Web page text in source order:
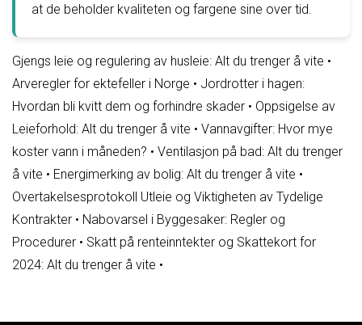
at de beholder kvaliteten og fargene sine over tid.
Gjengs leie og regulering av husleie: Alt du trenger å vite •
Arveregler for ektefeller i Norge • Jordrotter i hagen:
Hvordan bli kvitt dem og forhindre skader • Oppsigelse av
Leieforhold: Alt du trenger å vite • Vannavgifter: Hvor mye
koster vann i måneden? • Ventilasjon på bad: Alt du trenger
å vite • Energimerking av bolig: Alt du trenger å vite •
Overtakelsesprotokoll Utleie og Viktigheten av Tydelige
Kontrakter • Nabovarsel i Byggesaker: Regler og
Procedurer • Skatt på renteinntekter og Skattekort for
2024: Alt du trenger å vite •